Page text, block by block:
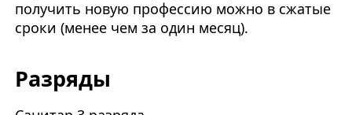
получить новую профессию можно в сжатые
сроки (менее чем за один месяц).
Разряды